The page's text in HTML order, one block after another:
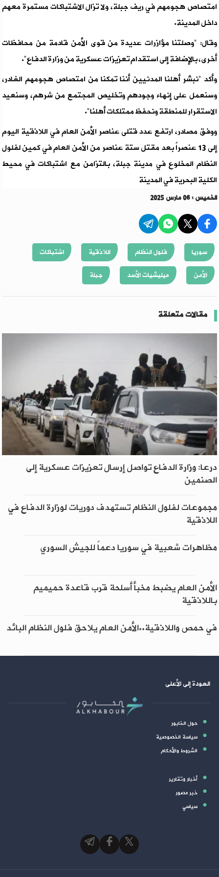
امتصاص هجومهم في ريف جبلة، ولا تزال الاشتباكات مستمرة معهم
داخل المدينة.
وقال: "وصلتنا مؤازرات عديدة من قوى الأمن قادمة من محافظات
أخرى، بالإضافة إلى استقدام تعزيزات عسكرية من وزارة الدفاع".
وأكد "نبشر أهلنا المدنيين أننا تمكنا من امتصاص هجومهم الغادر،
وسنعمل على إنهاء وجودهم وتخليص المجتمع من شرهم، وسنعيد
الاستقرار للمنطقة ونحفظ ممتلكات أهلنا".
ووفق مصادر، ارتفع عدد قتلى عناصر الأمن العام في اللاذقية اليوم
إلى 13 عنصراً بعد مقتل ستة عناصر من الأمن العام في كمين لفلول
النظام المخلوع في مدينة جبلة، بالتزامن مع اشتباكات في محيط
الكلية البحرية في المدينة
الخميس : 06 مارس 2025
سوريا فلول النظام اللاذقية
اشتباكات
الأمن
ميليشيات الأسد جبلة
مقالات متعلقة
درعا: وزارة الدفاع تواصل إرسال تعزيزات عسكرية إلى
الصنمين
مجموعات لفلول النظام تستهدف دوريات لوزارة الدفاع في
اللاذقية
مظاهرات شعبية في سوريا دعماً للجيش السوري
الأمن العام يضبط مخبأ أسلحة قرب قاعدة حميميم
باللاذقية
في حمص واللاذقية..الأمن العام يلاحق فلول النظام البائد
العودة إلى الأعلى
حول الخابور
سياسة الخصوصية
الشروط والأحكام
أخبار وتقارير
خبر مصور
سياسي